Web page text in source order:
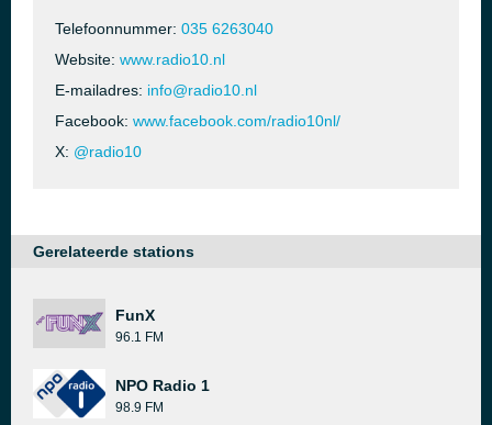
Telefoonnummer: 035 6263040
Website: www.radio10.nl
E-mailadres: info@radio10.nl
Facebook: www.facebook.com/radio10nl/
X: @radio10
Gerelateerde stations
FunX
96.1 FM
NPO Radio 1
98.9 FM